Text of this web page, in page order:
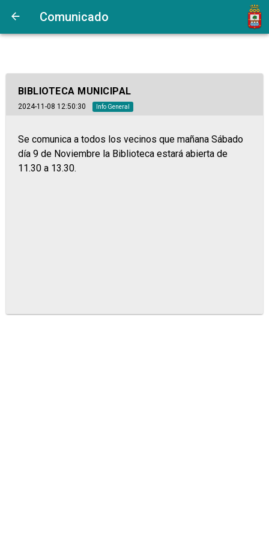
Comunicado
BIBLIOTECA MUNICIPAL
2024-11-08 12:50:30 Info General
Se comunica a todos los vecinos que mañana Sábado
día 9 de Noviembre la Biblioteca estará abierta de
11.30 a 13.30.